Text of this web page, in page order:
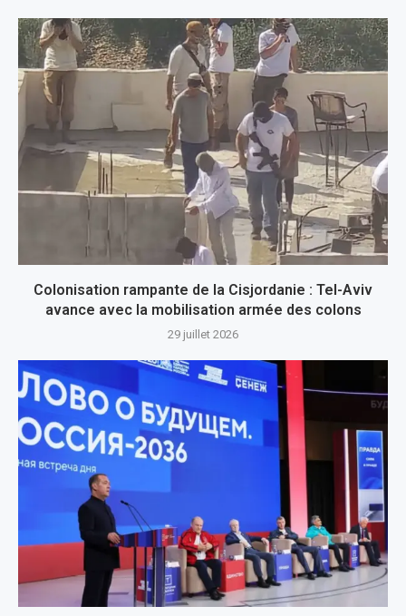
Colonisation rampante de la Cisjordanie : Tel-Aviv
avance avec la mobilisation armée des colons
29 juillet 2026